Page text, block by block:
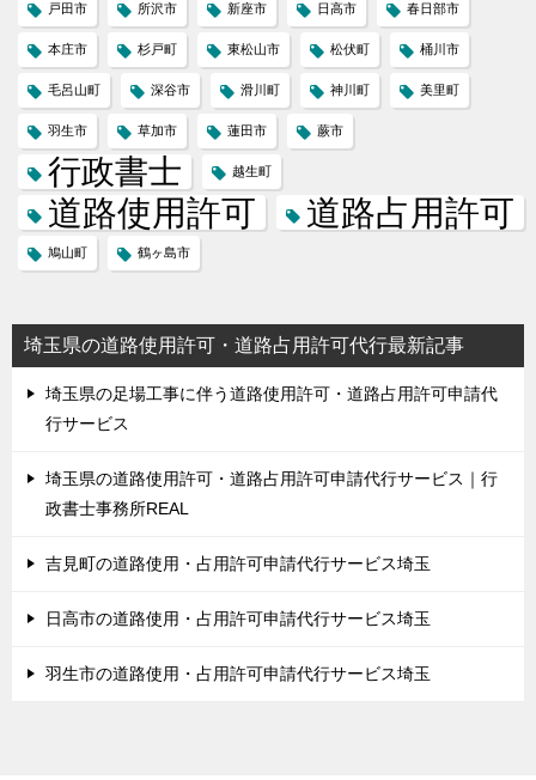
戸田市 所沢市 新座市 日高市 春日部市
本庄市 杉戸町 東松山市 松伏町 桶川市
毛呂山町 深谷市 滑川町 神川町 美里町
羽生市 草加市 蓮田市 蕨市
行政書士 越生町
道路使用許可 道路占用許可
鳩山町 鶴ヶ島市
埼玉県の道路使用許可・道路占用許可代行最新記事
埼玉県の足場工事に伴う道路使用許可・道路占用許可申請代
行サービス
埼玉県の道路使用許可・道路占用許可申請代行サービス｜行
政書士事務所REAL
吉見町の道路使用・占用許可申請代行サービス埼玉
日高市の道路使用・占用許可申請代行サービス埼玉
羽生市の道路使用・占用許可申請代行サービス埼玉